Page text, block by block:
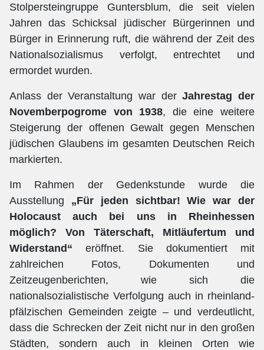
Stolpersteingruppe Guntersblum, die seit vielen
Jahren das Schicksal jüdischer Bürgerinnen und
Bürger in Erinnerung ruft, die während der Zeit des
Nationalsozialismus verfolgt, entrechtet und
ermordet wurden.
Anlass der Veranstaltung war derJahrestag der
Novemberpogrome von 1938, die eine weitere
Steigerung der offenen Gewalt gegen Menschen
jüdischen Glaubens im gesamten Deutschen Reich
markierten.
Im Rahmen der Gedenkstunde wurde die
Ausstellung „Für jeden sichtbar! Wie war der
Holocaust auch bei uns in Rheinhessen
möglich? Von Täterschaft, Mitläufertum und
Widerstand“ eröffnet. Sie dokumentiert mit
zahlreichen Fotos, Dokumenten und
Zeitzeugenberichten, wie sich die
nationalsozialistische Verfolgung auch in rheinland-
pfälzischen Gemeinden zeigte – und verdeutlicht,
dass die Schrecken der Zeit nicht nur in den großen
Städten, sondern auch in kleinen Orten wie